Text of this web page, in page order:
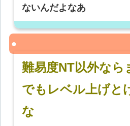
ないんだよなあ
難易度NT以外なら
でもレベル上げと
な